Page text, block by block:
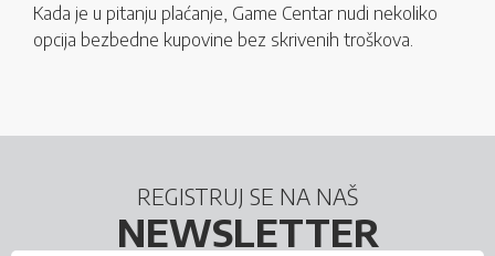
Kada je u pitanju plaćanje, Game Centar nudi nekoliko
opcija bezbedne kupovine bez skrivenih troškova.
REGISTRUJ SE NA NAŠ
NEWSLETTER